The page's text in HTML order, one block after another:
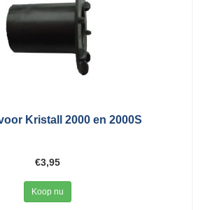
Kristall 2000 en 2000S
€3,95
Koop nu